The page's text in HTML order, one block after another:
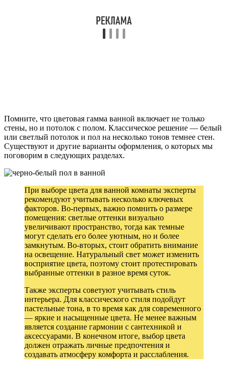
Помните, что цветовая гамма ванной включает не только
стены, но и потолок с полом. Классическое решение — белый
или светлый потолок и пол на несколько тонов темнее стен.
Существуют и другие варианты оформления, о которых мы
поговорим в следующих разделах.
При выборе цвета для ванной комнаты эксперты
рекомендуют учитывать несколько ключевых
факторов. Во-первых, важно помнить о размере
помещения: светлые оттенки визуально
увеличивают пространство, тогда как темные
могут сделать его более уютным, но и более
замкнутым. Во-вторых, стоит обратить внимание
на освещение. Натуральный свет может изменить
восприятие цвета, поэтому стоит протестировать
выбранные оттенки в разное время суток.
Также эксперты советуют учитывать стиль
интерьера. Для классического стиля подойдут
пастельные тона, в то время как для современного
— яркие и насыщенные цвета. Не менее важным
является создание гармонии с сантехникой и
аксессуарами. В конечном итоге, выбор цвета
должен отражать личные предпочтения и
создавать атмосферу комфорта и расслабления.